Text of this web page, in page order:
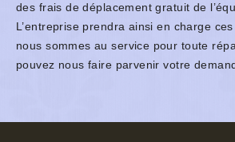
des frais de déplacement gratuit de
L’entreprise prendra ainsi en charge
nous sommes au service pour toute
pouvez nous faire parvenir votre